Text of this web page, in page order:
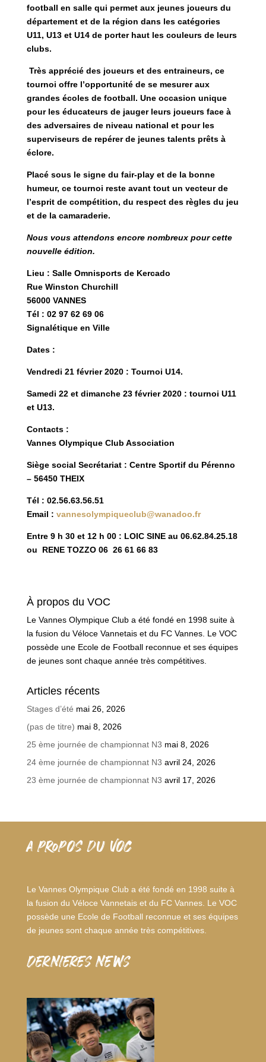
football en salle qui permet aux jeunes joueurs du
département et de la région dans les catégories
U11, U13 et U14 de porter haut les couleurs de leurs
clubs.
Très apprécié des joueurs et des entraineurs, ce
tournoi offre l’opportunité de se mesurer aux
grandes écoles de football. Une occasion unique
pour les éducateurs de jauger leurs joueurs face à
des adversaires de niveau national et pour les
superviseurs de repérer de jeunes talents prêts à
éclore.
Placé sous le signe du fair-play et de la bonne
humeur, ce tournoi reste avant tout un vecteur de
l’esprit de compétition, du respect des règles du jeu
et de la camaraderie.
Nous vous attendons encore nombreux pour cette
nouvelle édition.
Lieu : Salle Omnisports de Kercado
Rue Winston Churchill
56000 VANNES
Tél : 02 97 62 69 06
Signalétique en Ville
Dates :
Vendredi 21 février 2020 : Tournoi U14.
Samedi 22 et dimanche 23 février 2020 : tournoi U11
et U13.
Contacts :
Vannes Olympique Club Association
Siège social Secrétariat : Centre Sportif du Pérenno
– 56450 THEIX
Tél : 02.56.63.56.51
Email : vannesolympiqueclub@wanadoo.fr
Entre 9 h 30 et 12 h 00 : LOIC SINE au 06.62.84.25.18
ou RENE TOZZO 06 26 61 66 83
À propos du VOC
Le Vannes Olympique Club a été fondé en 1998 suite à
la fusion du Véloce Vannetais et du FC Vannes. Le VOC
possède une Ecole de Football reconnue et ses équipes
de jeunes sont chaque année très compétitives.
Articles récents
Stages d’été mai 26, 2026
(pas de titre) mai 8, 2026
25 ème journée de championnat N3 mai 8, 2026
24 ème journée de championnat N3 avril 24, 2026
23 ème journée de championnat N3 avril 17, 2026
A PROPOS DU VOC
Le Vannes Olympique Club a été fondé en 1998 suite à
la fusion du Véloce Vannetais et du FC Vannes. Le VOC
possède une Ecole de Football reconnue et ses équipes
de jeunes sont chaque année très compétitives.
dernieres news